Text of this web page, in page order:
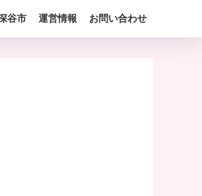
谷市 運営情報 お問い合わせ